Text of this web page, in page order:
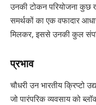
उनकी टोकन परियोजना कुछ
समर्थकों का एक वफादार
मिलकर, इससे उनकी कुल
प्रभाव
चौधरी उन भारतीय क्रिप्टो
जो पारंपरिक व्यवसाय को